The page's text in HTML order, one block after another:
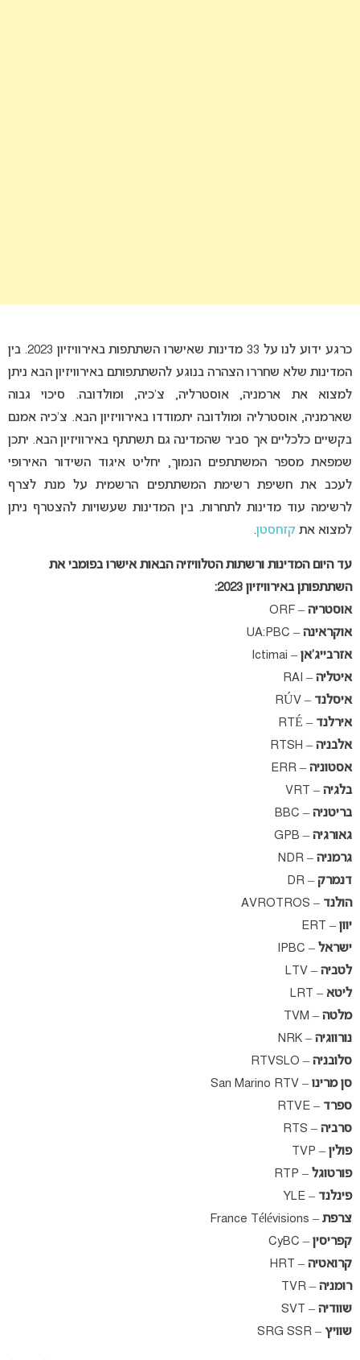
כרגע ידוע לנו על 33 מדינות שאישרו השתתפות באירוויזיון 2023. בין
המדינות שלא שחררו הצהרה בנוגע להשתתפותם באירוויזיון הבא ניתן
למצוא את ארמניה, אוסטרליה, צ’כיה, ומולדובה. סיכוי גבוה
שארמניה, אוסטרליה ומולדובה יתמודדו באירוויזיון הבא. צ’כיה אמנם
בקשיים כלכליים אך סביר שהמדינה גם תשתתף באירוויזיון הבא. יתכן
שמפאת מספר המשתתפים הנמוך, יחליט איגוד השידור האירופי
לעכב את חשיפת רשימת המשתתפים הרשמית על מנת לצרף
לרשימה עוד מדינות לתחרות. בין המדינות שעשויות להצטרף ניתן
למצוא את קזחסטן.
עד היום המדינות ורשתות הטלוויזיה הבאות אישרו בפומבי את
השתתפותן באירוויזיון 2023:
אוסטריה – ORF
אוקראינה – UA:PBC
אזרבייג’אן – Ictimai
איטליה – RAI
איסלנד – RÚV
אירלנד – RTÉ
אלבניה – RTSH
אסטוניה – ERR
בלגיה – VRT
בריטניה – BBC
גאורגיה – GPB
גרמניה – NDR
דנמרק – DR
הולנד – AVROTROS
יוון – ERT
ישראל – IPBC
לטביה – LTV
ליטא – LRT
מלטה – TVM
נורווגיה – NRK
סלובניה – RTVSLO
סן מרינו – San Marino RTV
ספרד – RTVE
סרביה – RTS
פולין – TVP
פורטוגל – RTP
פינלנד – YLE
צרפת – France Télévisions
קפריסין – CyBC
קרואטיה – HRT
רומניה – TVR
שוודיה – SVT
שוויץ – SRG SSR